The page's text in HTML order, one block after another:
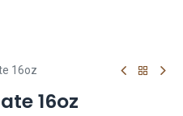
16oz
16oz